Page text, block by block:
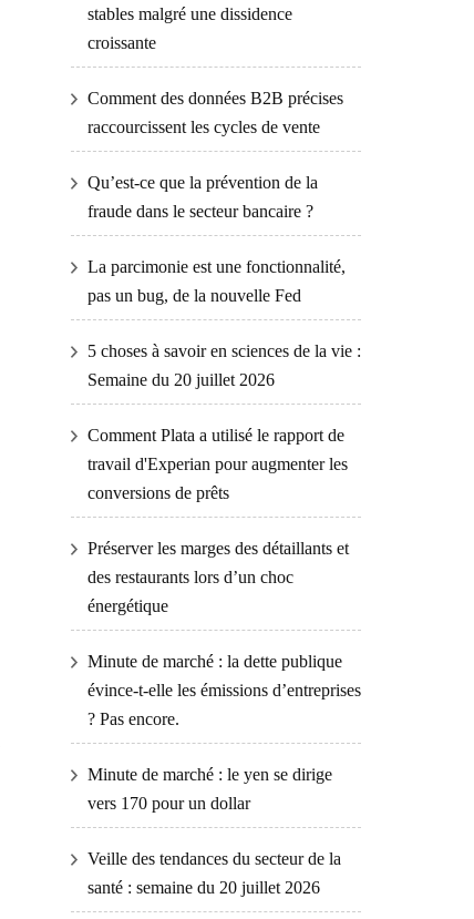
stables malgré une dissidence
croissante
Comment des données B2B précises
raccourcissent les cycles de vente
Qu’est-ce que la prévention de la
fraude dans le secteur bancaire ?
La parcimonie est une fonctionnalité,
pas un bug, de la nouvelle Fed
5 choses à savoir en sciences de la vie :
Semaine du 20 juillet 2026
Comment Plata a utilisé le rapport de
travail d'Experian pour augmenter les
conversions de prêts
Préserver les marges des détaillants et
des restaurants lors d’un choc
énergétique
Minute de marché : la dette publique
évince-t-elle les émissions d’entreprises
? Pas encore.
Minute de marché : le yen se dirige
vers 170 pour un dollar
Veille des tendances du secteur de la
santé : semaine du 20 juillet 2026